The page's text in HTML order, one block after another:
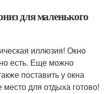
для маленького
иллюзия! Окно
есть. Еще можно
поставить у окна
для отдыха готово!